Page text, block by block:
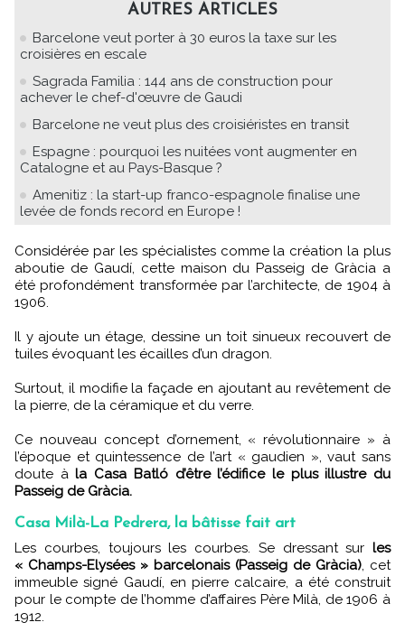
AUTRES ARTICLES
Barcelone veut porter à 30 euros la taxe sur les
croisières en escale
Sagrada Familia : 144 ans de construction pour
achever le chef-d'œuvre de Gaudi
Barcelone ne veut plus des croisiéristes en transit
Espagne : pourquoi les nuitées vont augmenter en
Catalogne et au Pays-Basque ?
Amenitiz : la start-up franco-espagnole finalise une
levée de fonds record en Europe !
Considérée par les spécialistes comme la création la plus
aboutie de Gaudí, cette maison du Passeig de Gràcia a
été profondément transformée par l’architecte, de 1904 à
1906.
Il y ajoute un étage, dessine un toit sinueux recouvert de
tuiles évoquant les écailles d’un dragon.
Surtout, il modifie la façade en ajoutant au revêtement de
la pierre, de la céramique et du verre.
Ce nouveau concept d’ornement, « révolutionnaire » à
l’époque et quintessence de l’art « gaudien », vaut sans
doute àla Casa Batló d’être l’édifice le plus illustre du
Passeig de Gràcia.
Casa Milà-La Pedrera, la bâtisse fait art
Les courbes, toujours les courbes. Se dressant sur les
« Champs-Elysées » barcelonais (Passeig de Gràcia), cet
immeuble signé Gaudí, en pierre calcaire, a été construit
pour le compte de l’homme d’affaires Père Milà, de 1906 à
1912.